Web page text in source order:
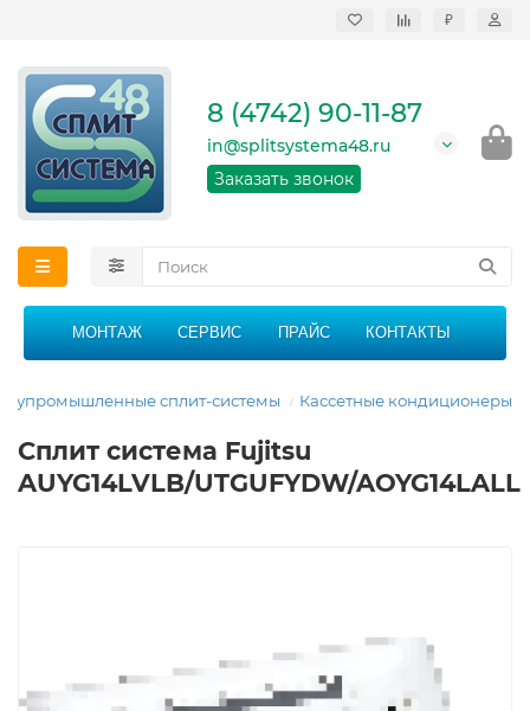
₽
кондиционеров в
области
График работы: 9:00 -
21:00 без перерыва и
8 (4742) 90-11-87
in@splitsystema48.ru
Заказать звонок
МОНТАЖ СЕРВИС ПРАЙС КОНТАКТЫ
сплит-системы Кассетные кондиционеры
Сплит система Fujitsu
AUYG14LVLB/UTGUFYDW/AOYG14LALL